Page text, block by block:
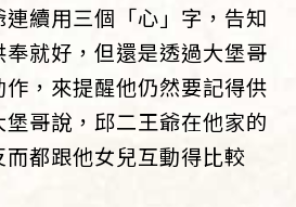
續用三個「心」字，告知
就好，但還是透過大堡哥
，來提醒他仍然要記得供
哥說，邱二王爺在他家的
都跟他女兒互動得比較